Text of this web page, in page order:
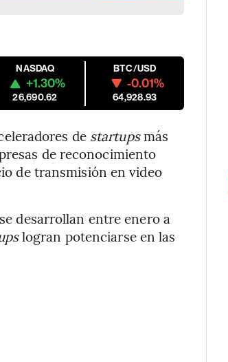
NASDAQ
+1.30%
26,690.62
BTC/USD
-0.01%
64,928.93
de startupsmás
de reconocimiento
de transmisión en video
desarrollan entre enero a
logran potenciarse en las